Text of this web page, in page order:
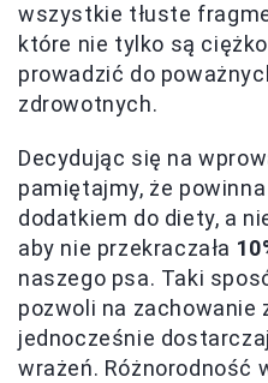
wszystkie tłuste
które nie tylko są
prowadzić do
zdrowotnych.
Decydując się na
pamiętajmy, że
dodatkiem do diety, a
aby nie przekraczała
naszego psa. Taki
pozwoli na zachowanie
jednocześnie
wrażeń. Różnorodność